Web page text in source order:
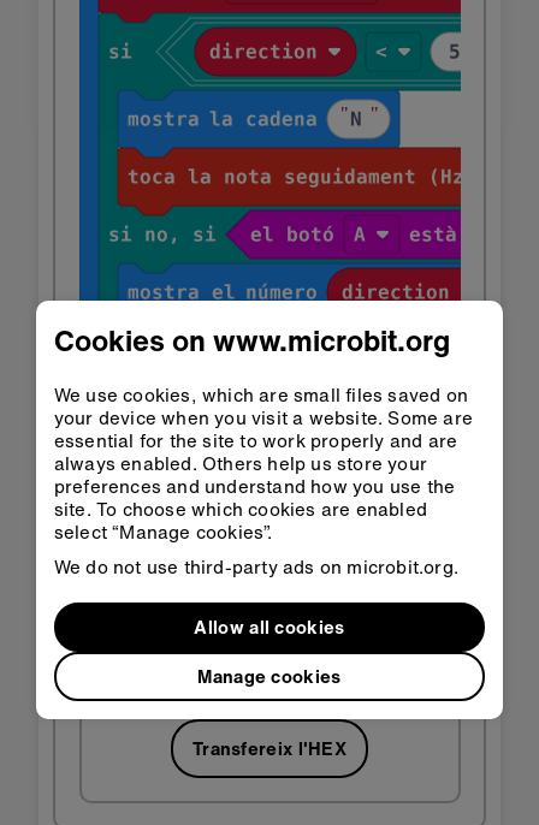
Obrir a
l'aula
Obra'l a
MakeCode
Transfereix l'HEX
Cookies on www.microbit.org
We use cookies, which are small files saved on
your device when you visit a website. Some are
essential for the site to work properly and are
always enabled. Others help us store your
preferences and understand how you use the
site. To choose which cookies are enabled
select “Manage cookies”.
We do not use third-party ads on microbit.org.
Manage cookies
Allow all cookies